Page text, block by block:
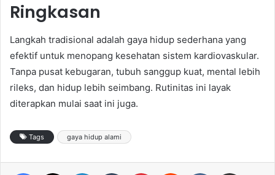
Ringkasan
Langkah tradisional adalah gaya hidup sederhana yang
efektif untuk menopang kesehatan sistem kardiovaskular.
Tanpa pusat kebugaran, tubuh sanggup kuat, mental lebih
rileks, dan hidup lebih seimbang. Rutinitas ini layak
diterapkan mulai saat ini juga.
Tags gaya hidup alami